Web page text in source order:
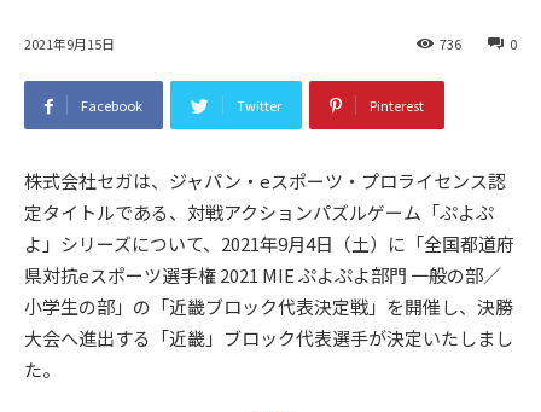
2021年9月15日 0
736
Facebook Twitter Pinterest
株式会社セガは、ジャパン・eスポーツ・プロライセンス認
定タイトルである、対戦アクションパズルゲーム「ぷよぷ
よ」シリーズについて、2021年9月4日（土）に「全国都道府
県対抗eスポーツ選手権 2021 MIE ぷよぷよ部門 一般の部／
小学生の部」の「近畿ブロック代表決定戦」を開催し、決勝
大会へ進出する「近畿」ブロック代表選手が決定いたしまし
た。